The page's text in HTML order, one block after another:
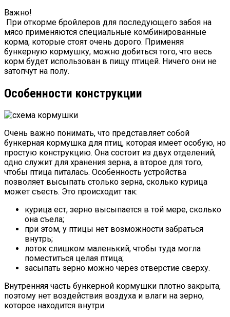
Важно!
При откорме бройлеров для последующего забоя на
мясо применяются специальные комбинированные
корма, которые стоят очень дорого. Применяя
бункерную кормушку, можно добиться того, что весь
корм будет использован в пищу птицей. Ничего они не
затопчут на полу.
Особенности конструкции
Очень важно понимать, что представляет собой
бункерная кормушка для птиц, которая имеет особую, но
простую конструкцию. Она состоит из двух отделений,
одно служит для хранения зерна, а второе для того,
чтобы птица питалась. Особенность устройства
позволяет высыпать столько зерна, сколько курица
может съесть. Это происходит так:
курица ест, зерно высыпается в той мере, сколько
она съела;
при этом, у птицы нет возможности забраться
внутрь;
лоток слишком маленький, чтобы туда могла
поместиться целая птица;
засыпать зерно можно через отверстие сверху.
Внутренняя часть бункерной кормушки плотно закрыта,
поэтому нет воздействия воздуха и влаги на зерно,
которое находится внутри.